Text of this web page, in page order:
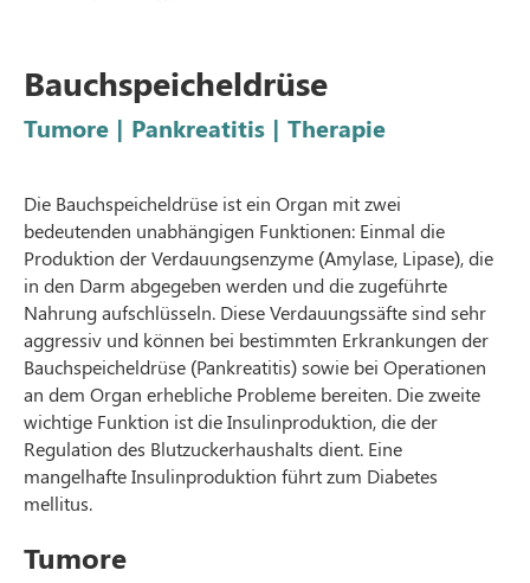
Bauchspeicheldrüse
Tumore | Pankreatitis | Therapie
Die Bauchspeicheldrüse ist ein Organ mit zwei
bedeutenden unabhängigen Funktionen: Einmal die
Produktion der Verdauungsenzyme (Amylase, Lipase), die
in den Darm abgegeben werden und die zugeführte
Nahrung aufschlüsseln. Diese Verdauungssäfte sind sehr
aggressiv und können bei bestimmten Erkrankungen der
Bauchspeicheldrüse (Pankreatitis) sowie bei Operationen
an dem Organ erhebliche Probleme bereiten. Die zweite
wichtige Funktion ist die Insulinproduktion, die der
Regulation des Blutzuckerhaushalts dient. Eine
mangelhafte Insulinproduktion führt zum Diabetes
mellitus.
Tumore